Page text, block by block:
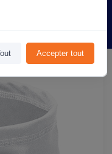
Accepter tout